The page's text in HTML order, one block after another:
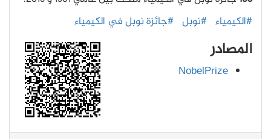
#الكيمياء #نوبل #جائزة نوبل في الكيمياء
المصادر
NobelPrize